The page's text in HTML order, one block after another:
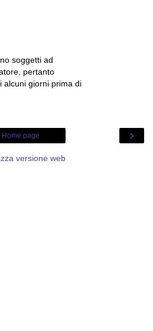
soggetti ad
pertanto
alcuni giorni prima di
›
Home page
versione web